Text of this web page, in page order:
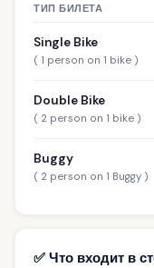
ТИП БИЛЕТА
Single Bike
( 1 person on 1 bike )
Double Bike
( 2 person on 1 bike )
Buggy
( 2 person on 1 Buggy )
✅ Что входит в